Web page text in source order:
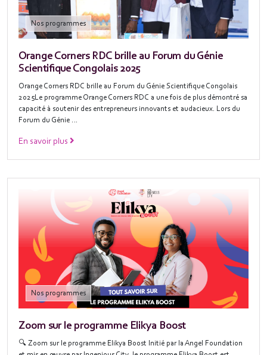
Nos programmes
Orange Corners RDC brille au Forum du Génie
Scientifique Congolais 2025
Orange Corners RDC brille au Forum du Génie Scientifique Congolais
2025Le programme Orange Corners RDC a une fois de plus démontré sa
capacité à soutenir des entrepreneurs innovants et audacieux. Lors du
Forum du Génie …
En savoir plus
Nos programmes
Zoom sur le programme Elikya Boost
🔍 Zoom sur le programme Elikya Boost Initié par la Angel Foundation